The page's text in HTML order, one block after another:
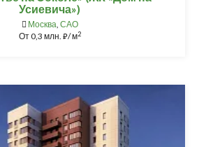
Усиевича»)
Москва, САО
От0,3 млн. ⃏/ м2